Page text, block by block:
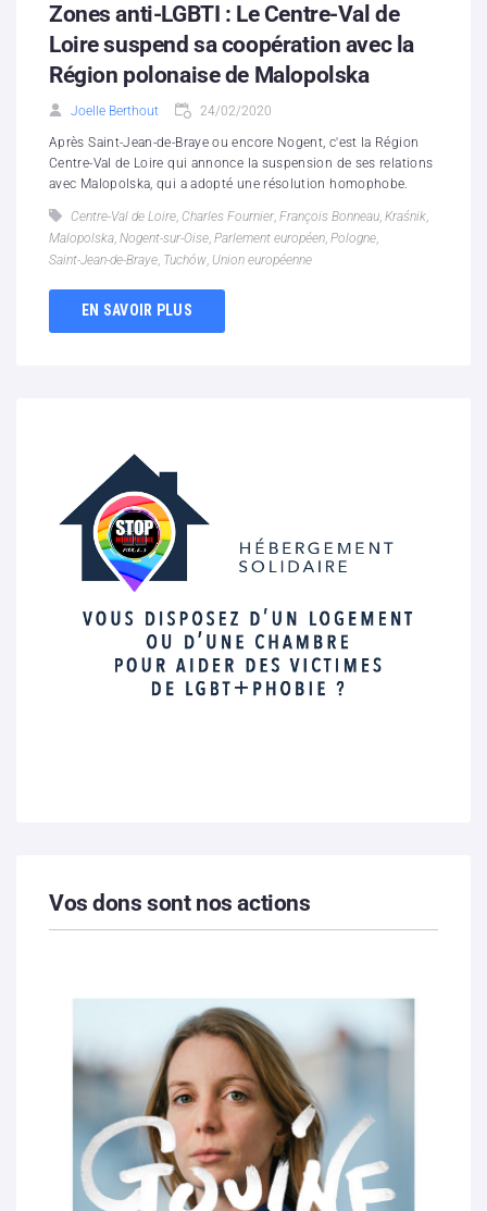
Zones anti-LGBTI : Le Centre-Val de
Loire suspend sa coopération avec la
Région polonaise de Malopolska
Joelle Berthout 24/02/2020
Après Saint-Jean-de-Braye ou encore Nogent, c'est la Région
Centre-Val de Loire qui annonce la suspension de ses relations
avec Malopolska, qui a adopté une résolution homophobe.
Centre-Val de Loire, Charles Fournier, François Bonneau, Kraśnik,
Malopolska, Nogent-sur-Oise, Parlement européen, Pologne,
Saint-Jean-de-Braye, Tuchów, Union européenne
EN SAVOIR PLUS
Vos dons sont nos actions